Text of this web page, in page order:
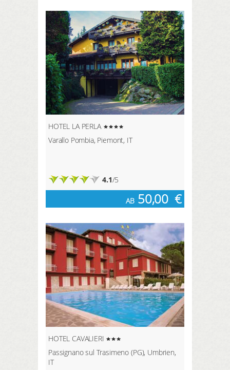
HOTEL LA PERLA
Varallo Pombia, Piemont, IT
4.1/5
AB 50,00 €
HOTEL CAVALIERI
Passignano sul Trasimeno (PG), Umbrien,
IT